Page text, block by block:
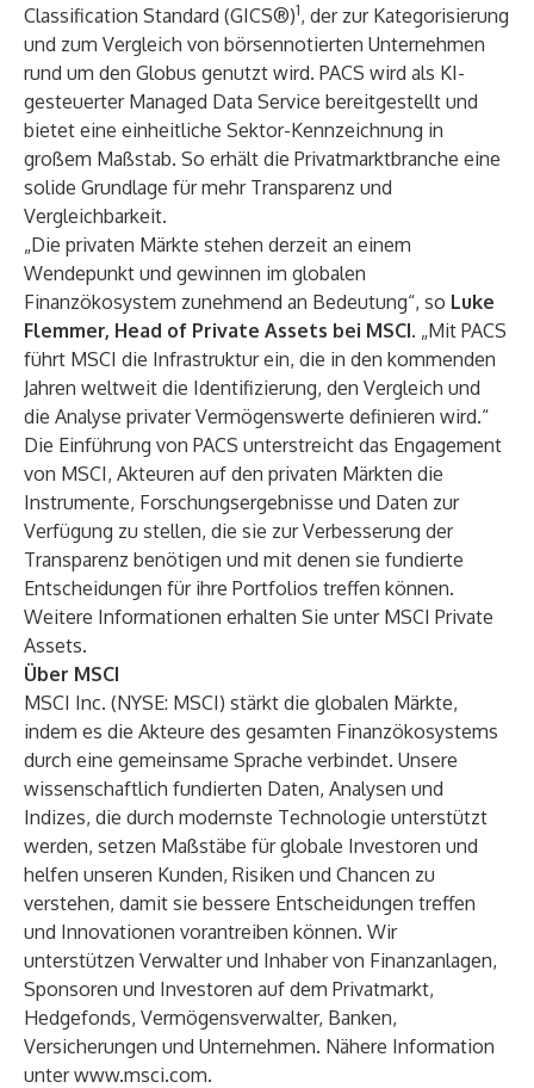
Classification Standard (GICS®)1, der zur Kategorisierung
und zum Vergleich von börsennotierten Unternehmen
rund um den Globus genutzt wird. PACS wird als KI-
gesteuerter Managed Data Service bereitgestellt und
bietet eine einheitliche Sektor-Kennzeichnung in
großem Maßstab. So erhält die Privatmarktbranche eine
solide Grundlage für mehr Transparenz und
Vergleichbarkeit.
„Die privaten Märkte stehen derzeit an einem
Wendepunkt und gewinnen im globalen
Finanzökosystem zunehmend an Bedeutung“, so Luke
Flemmer, Head of Private Assets bei MSCI. „Mit PACS
führt MSCI die Infrastruktur ein, die in den kommenden
Jahren weltweit die Identifizierung, den Vergleich und
die Analyse privater Vermögenswerte definieren wird.“
Die Einführung von PACS unterstreicht das Engagement
von MSCI, Akteuren auf den privaten Märkten die
Instrumente, Forschungsergebnisse und Daten zur
Verfügung zu stellen, die sie zur Verbesserung der
Transparenz benötigen und mit denen sie fundierte
Entscheidungen für ihre Portfolios treffen können.
Weitere Informationen erhalten Sie unter MSCI Private
Assets.
Über MSCI
MSCI Inc. (NYSE: MSCI) stärkt die globalen Märkte,
indem es die Akteure des gesamten Finanzökosystems
durch eine gemeinsame Sprache verbindet. Unsere
wissenschaftlich fundierten Daten, Analysen und
Indizes, die durch modernste Technologie unterstützt
werden, setzen Maßstäbe für globale Investoren und
helfen unseren Kunden, Risiken und Chancen zu
verstehen, damit sie bessere Entscheidungen treffen
und Innovationen vorantreiben können. Wir
unterstützen Verwalter und Inhaber von Finanzanlagen,
Sponsoren und Investoren auf dem Privatmarkt,
Hedgefonds, Vermögensverwalter, Banken,
Versicherungen und Unternehmen. Nähere Information
unterwww.msci.com.